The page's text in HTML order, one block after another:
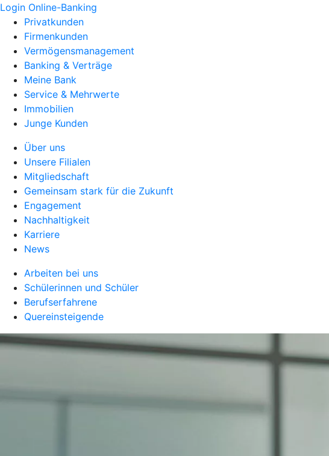
Login Online-Banking
Privatkunden
Firmenkunden
Vermögensmanagement
Banking & Verträge
Meine Bank
Service & Mehrwerte
Immobilien
Junge Kunden
Über uns
Unsere Filialen
Mitgliedschaft
Gemeinsam stark für die Zukunft
Engagement
Nachhaltigkeit
Karriere
News
Arbeiten bei uns
Schülerinnen und Schüler
Berufserfahrene
Quereinsteigende